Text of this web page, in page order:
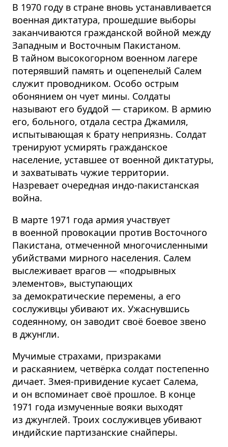
В 1970 году в стране вновь устанавливается
военная диктатура, прошедшие выборы
заканчиваются гражданской войной между
Западным и Восточным Пакистаном.
В тайном высокогорном военном лагере
потерявший память и оцепенелый Салем
служит проводником. Особо острым
обонянием он чует мины. Солдаты
называют его буддой — стариком. В армию
его, больного, отдала сестра Джамиля,
испытывающая к брату неприязнь. Солдат
тренируют усмирять гражданское
население, уставшее от военной диктатуры,
и захватывать чужие территории.
Назревает очередная индо-пакистанская
война.
В марте 1971 года армия участвует
в военной провокации против Восточного
Пакистана, отмеченной многочисленными
убийствами мирного населения. Салем
выслеживает врагов — «подрывных
элементов», выступающих
за демократические перемены, а его
сослуживцы убивают их. Ужаснувшись
содеянному, он заводит своё боевое звено
в джунгли.
Мучимые страхами, призраками
и раскаянием, четвёрка солдат постепенно
дичает. Змея-привидение кусает Салема,
и он вспоминает своё прошлое. В конце
1971 года измученные вояки выходят
из джунглей. Троих сослуживцев убивают
индийские партизанские снайперы.